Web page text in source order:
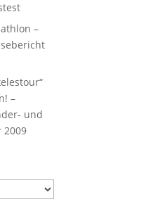
–
–
und
2009